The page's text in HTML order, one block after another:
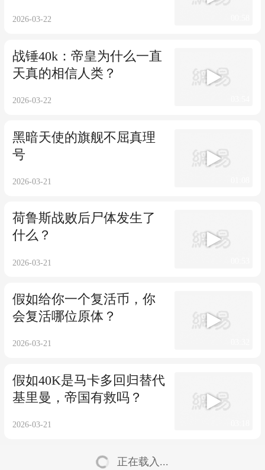
2026-03-22
战锤40k：帝皇为什么一直
天真的相信人类？
2026-03-22
黑暗天使的旗舰不屈真理
号
2026-03-21
荷鲁斯战败后尸体发生了
什么？
2026-03-21
假如给你一个复活币，你
会复活哪位原体？
2026-03-21
假如40K是马卡多回归替代
基里曼，帝国有救吗？
2026-03-21
正在载入...